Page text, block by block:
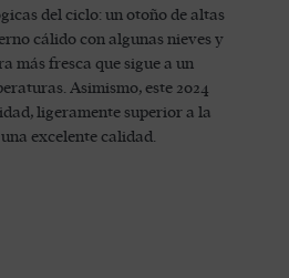
del ciclo: un otoño de altas
cálido con algunas nieves y
más fresca que sigue a un
Asimismo, este 2024
ligeramente superior a la
excelente calidad.